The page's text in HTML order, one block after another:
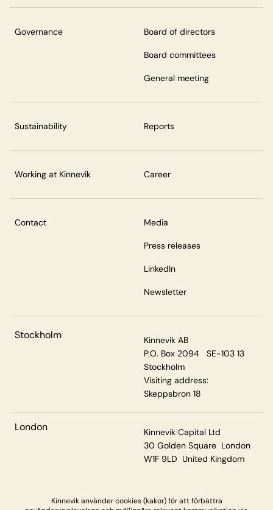
Governance Board of directors
Board committees
General meeting
Sustainability Reports
Working at Kinnevik Career
Contact Media
Press releases
LinkedIn
Newsletter
Stockholm
Kinnevik AB
P.O. Box 2094 SE-103 13
Stockholm
Visiting address:
Skeppsbron 18
London
Kinnevik Capital Ltd
30 Golden Square London
W1F 9LD United Kingdom
Privacy & CookiesKinnevik använder cookies (kakor) för att förbättra